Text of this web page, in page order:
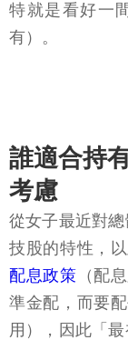
特就是看好一
有）。
誰適合持
考慮
從女子最近對
技股的特性，
配息政策 （配
準金配，而要
用），因此「